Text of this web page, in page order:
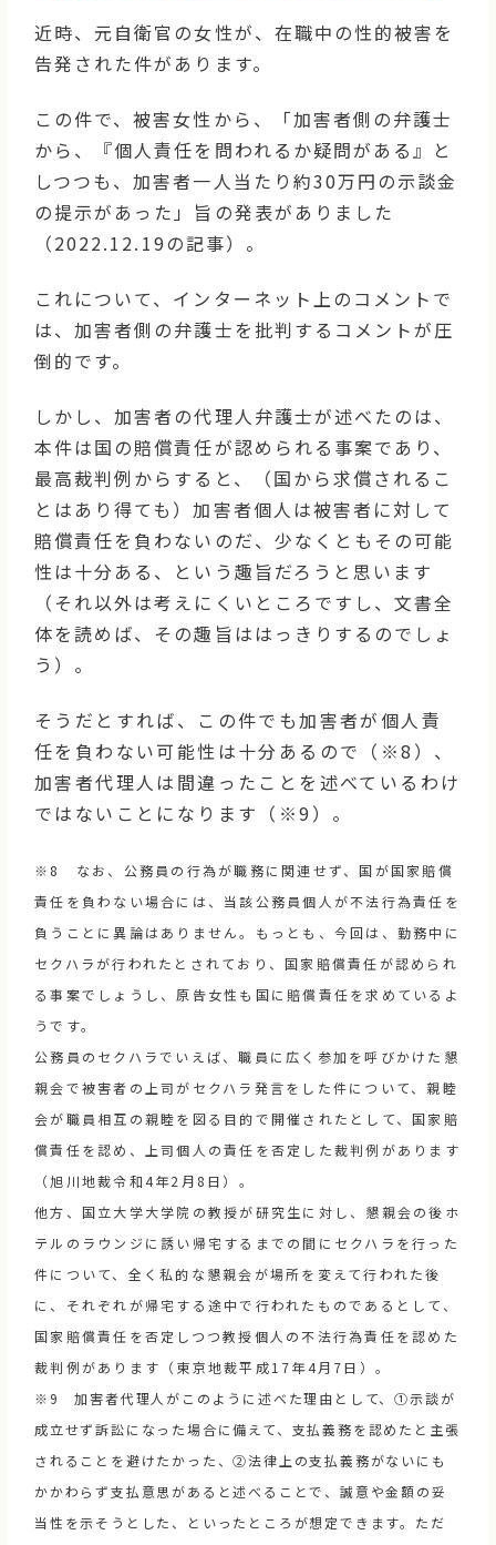
近時、元自衛官の女性が、在職中の性的被害を
告発された件があります。
この件で、被害女性から、「加害者側の弁護士
から、『個人責任を問われるか疑問がある』と
しつつも、加害者一人当たり約30万円の示談金
の提示があった」旨の発表がありました
（2022.12.19の記事）。
これについて、インターネット上のコメントで
は、加害者側の弁護士を批判するコメントが圧
倒的です。
しかし、加害者の代理人弁護士が述べたのは、
本件は国の賠償責任が認められる事案であり、
最高裁判例からすると、（国から求償されるこ
とはあり得ても）加害者個人は被害者に対して
賠償責任を負わないのだ、少なくともその可能
性は十分ある、という趣旨だろうと思います
（それ以外は考えにくいところですし、文書全
体を読めば、その趣旨ははっきりするのでしょ
う）。
そうだとすれば、この件でも加害者が個人責
任を負わない可能性は十分あるので（※8）、
加害者代理人は間違ったことを述べているわけ
ではないことになります（※9）。
※8 なお、公務員の行為が職務に関連せず、国が国家賠償
責任を負わない場合には、当該公務員個人が不法行為責任を
負うことに異論はありません。もっとも、今回は、勤務中に
セクハラが行われたとされており、国家賠償責任が認められ
る事案でしょうし、原告女性も国に賠償責任を求めているよ
うです。
公務員のセクハラでいえば、職員に広く参加を呼びかけた懇
親会で被害者の上司がセクハラ発言をした件について、親睦
会が職員相互の親睦を図る目的で開催されたとして、国家賠
償責任を認め、上司個人の責任を否定した裁判例があります
（旭川地裁令和4年2月8日）。
他方、国立大学大学院の教授が研究生に対し、懇親会の後ホ
テルのラウンジに誘い帰宅するまでの間にセクハラを行った
件について、全く私的な懇親会が場所を変えて行われた後
に、それぞれが帰宅する途中で行われたものであるとして、
国家賠償責任を否定しつつ教授個人の不法行為責任を認めた
裁判例があります（東京地裁平成17年4月7日）。
※9 加害者代理人がこのように述べた理由として、①示談が
成立せず訴訟になった場合に備えて、支払義務を認めたと主張
されることを避けたかった、②法律上の支払義務がないにも
かかわらず支払意思があると述べることで、誠意や金額の妥
当性を示そうとした、といったところが想定できます。ただ